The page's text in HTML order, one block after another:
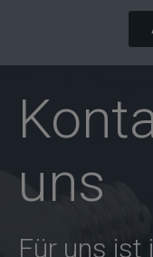
uns
Für uns ist